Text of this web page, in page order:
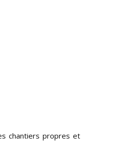
chantiers propres et